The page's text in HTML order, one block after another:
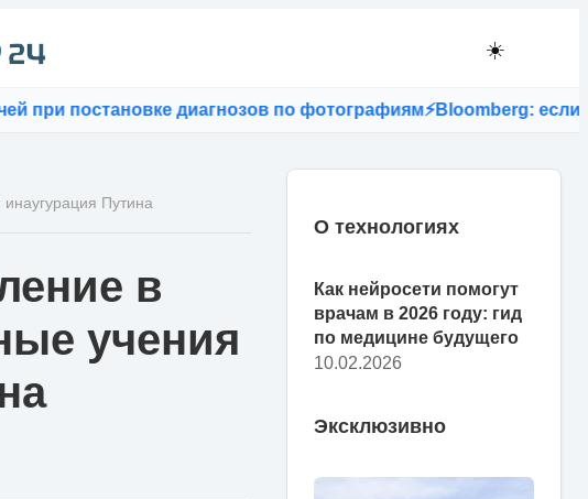
☀️
постановке диагнозов по фотографиям⚡Bloomberg: если в
Путина
в
учения
О технологиях
Как нейросети помогут
врачам в 2026 году: гид
по медицине будущего
10.02.2026
Эксклюзивно